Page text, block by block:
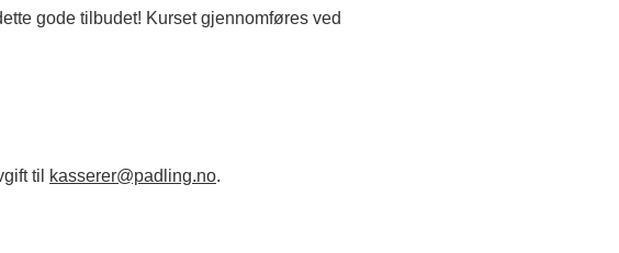
gode tilbudet! Kurset gjennomføres ved
til kasserer@padling.no.